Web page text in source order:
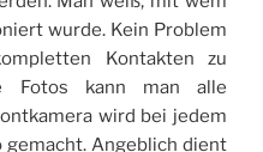
wurde. Kein Problem
Kontakten zu
Fotos kann man alle
wird bei jedem
Angeblich dient